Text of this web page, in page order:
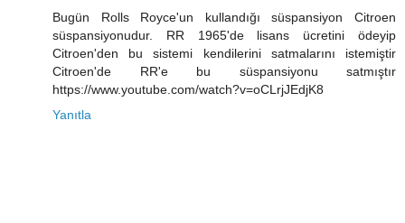
Bugün Rolls Royce'un kullandığı süspansiyon Citroen
süspansiyonudur. RR 1965'de lisans ücretini ödeyip
Citroen'den bu sistemi kendilerini satmalarını istemiştir
Citroen'de RR'e bu süspansiyonu satmıştır
https://www.youtube.com/watch?v=oCLrjJEdjK8
Yanıtla